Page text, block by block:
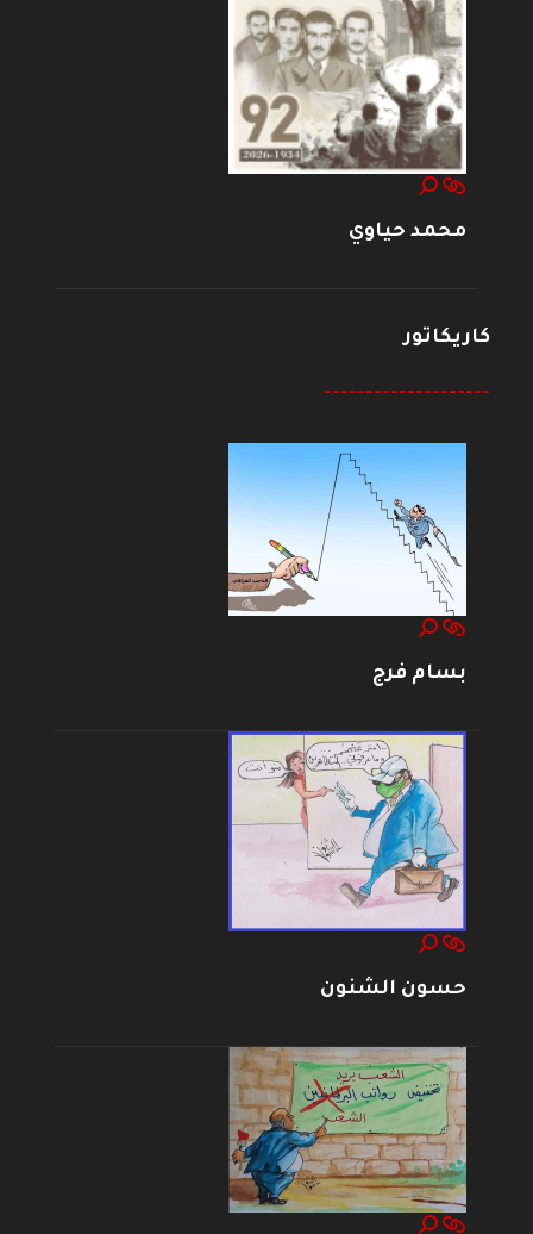
محمد حياوي
كاريكاتور
--------------------
بسام فرج
حسون الشنون